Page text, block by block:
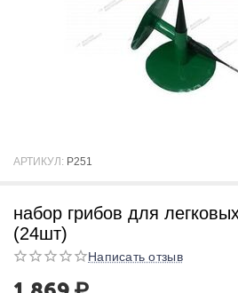
АРТИКУЛ: P251
набор грибов для
(24шт)
Написать отзыв